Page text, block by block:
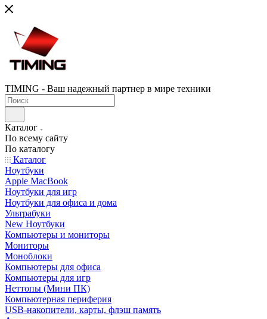
TIMING - Ваш надежный партнер в мире техники
Каталог
По всему сайту
По каталогу
Каталог
Ноутбуки
Apple MacBook
Ноутбуки для игр
Ноутбуки для офиса и дома
Ультрабуки
New Ноутбуки
Компьютеры и мониторы
Мониторы
Моноблоки
Компьютеры для офиса
Компьютеры для игр
Неттопы (Мини ПК)
Компьютерная периферия
USB-накопители, карты, флэш память